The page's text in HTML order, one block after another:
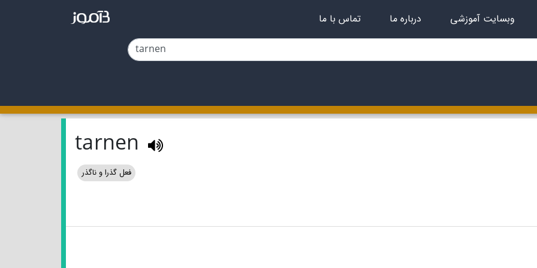
وبسایت آموزشی درباره ما تماس با ما
tarnen
فعل گذرا و ناگذر